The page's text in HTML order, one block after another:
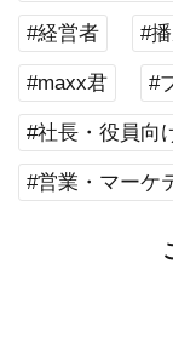
#経営者 #
#maxx君 #
#社長・役員向
#営業・マーケ